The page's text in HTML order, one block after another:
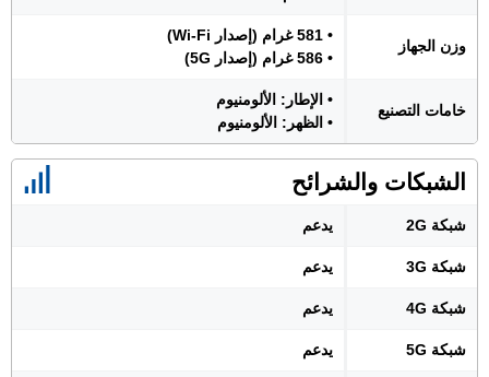
وزن الجهاز
• 581 غرام (إصدار Wi-Fi)
• 586 غرام (إصدار 5G)
خامات التصنيع
• الإطار: الألومنيوم
• الظهر: الألومنيوم
الشبكات والشرائح
شبكة 2G يدعم
شبكة 3G يدعم
شبكة 4G يدعم
شبكة 5G يدعم